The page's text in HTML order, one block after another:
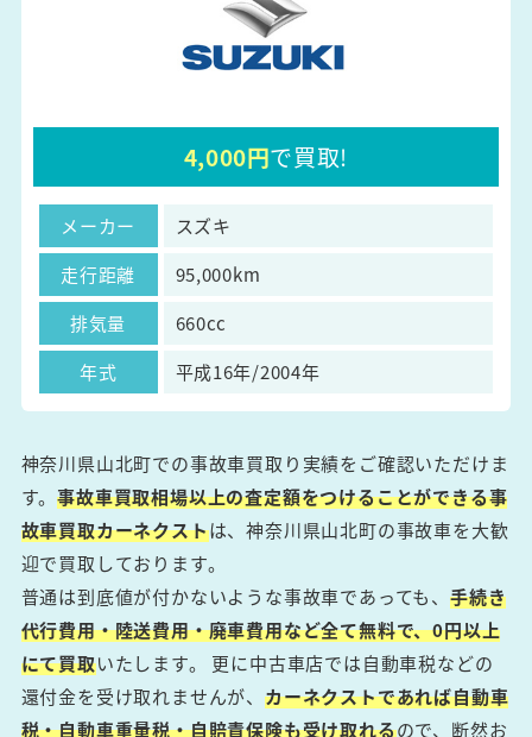
4,000円で買取!
メーカー
スズキ
走行距離
95,000km
排気量
660cc
年式
平成16年/2004年
神奈川県山北町での事故車買取り実績をご確認いただけま
す。事故車買取相場以上の査定額をつけることができる事
故車買取カーネクストは、神奈川県山北町の事故車を大歓
迎で買取しております。
普通は到底値が付かないような事故車であっても、手続き
代行費用・陸送費用・廃車費用など全て無料で、0円以上
にて買取いたします。 更に中古車店では自動車税などの
還付金を受け取れませんが、カーネクストであれば自動車
税・自動車重量税・自賠責保険も受け取れるので、断然お